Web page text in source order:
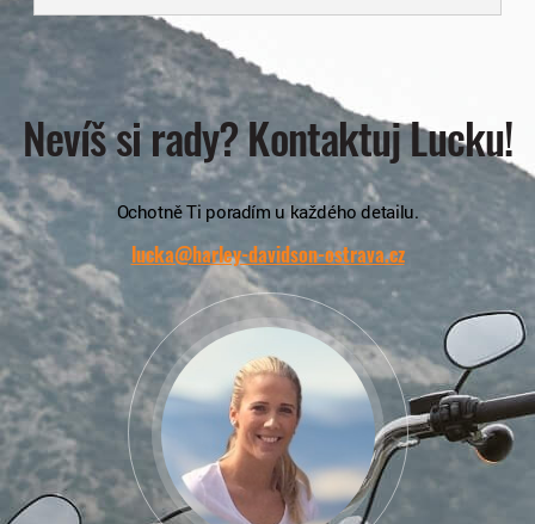
Nevíš si rady? Kontaktuj Lucku!
Ochotně Ti poradím u každého detailu.
lucka@harley-davidson-ostrava.cz